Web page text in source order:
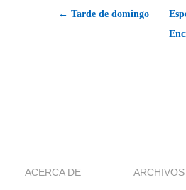
← Tarde de domingo
ACERCA DE ARCHIVOS